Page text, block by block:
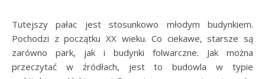
Tutejszy pałac jest stosunkowo młodym budynkiem.
Pochodzi z początku XX wieku. Co ciekawe, starsze są
zarówno park, jak i budynki folwarczne. Jak można
przeczytać w źródłach, jest to budowla w typie